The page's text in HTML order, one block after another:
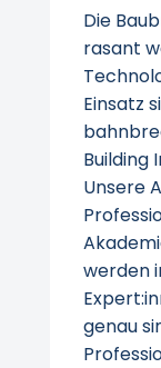
Die
rasant
Einsatz
Building
Unsere
werden
genau